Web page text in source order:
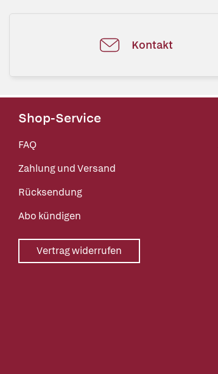
Kontakt
Shop-Service
FAQ
Zahlung und Versand
Rücksendung
Abo kündigen
Vertrag widerrufen